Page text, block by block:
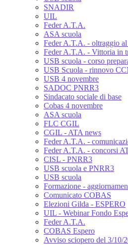
SNADIR
UIL
Feder A.T.A.
ASA scuola
Feder A.T.A. - oltraggio al
Feder A.T.A. - Vittoria in
USB scuola - corso
USB Scuola - rinnovo
USB 4 novembre
SADOC PNRR3
Sindacato sociale di base
Cobas 4 novembre
ASA scuola
FLC CGIL
CGIL - ATA news
Feder A.T.A. -
Feder A.T.A. - concorsi
CISL - PNRR3
USB scuola e PNRR3
USB scuola
Formazione -
Comunicato COBAS
Elezioni Gilda - ESPERO
UIL - Webinar Fondo
Feder A.T.A.
COBAS Espero
Avviso sciopero del 3/10/